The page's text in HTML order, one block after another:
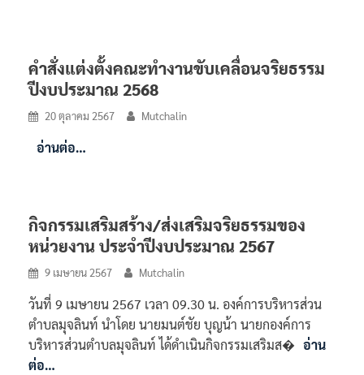
คำสั่งแต่งตั้งคณะทำงานขับเคลื่อนจริยธรรม
ปีงบประมาณ 2568
20 ตุลาคม 2567 Mutchalin
อ่านต่อ…
กิจกรรมเสริมสร้าง/ส่งเสริมจริยธรรมของ
หน่วยงาน ประจำปีงบประมาณ 2567
9 เมษายน 2567 Mutchalin
วันที่ 9 เมษายน 2567 เวลา 09.30 น. องค์การบริหารส่วน
ตำบลมุจลินท์ นำโดย นายมนต์ชัย บุญน้า นายกองค์การ
บริหารส่วนตำบลมุจลินท์ ได้ดำเนินกิจกรรมเสริมส� อ่าน
ต่อ…